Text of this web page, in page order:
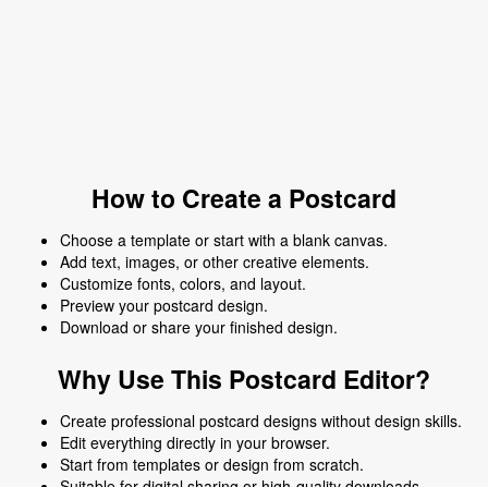
How to Create a Postcard
Choose a template or start with a blank canvas.
Add text, images, or other creative elements.
Customize fonts, colors, and layout.
Preview your postcard design.
Download or share your finished design.
Why Use This Postcard Editor?
Create professional postcard designs without design skills.
Edit everything directly in your browser.
Start from templates or design from scratch.